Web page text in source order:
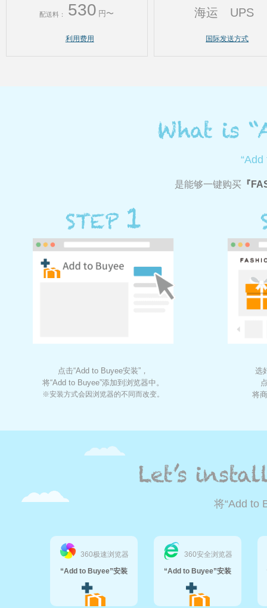
配送料： 530 円〜
利用费用
海运
UPS
国际发送方式
是能够一键购买
点击“Add to Buyee安装”，
将“Add to Buyee”添加到浏览器中。
※安装方式会因浏览器的不同而改变。
选
将
将“Add to
360极速浏览器
“Add to Buyee”安装
360安全浏览器
“Add to Buyee”安装